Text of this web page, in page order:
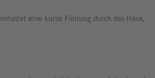
eine kurze Führung durch das Haus,